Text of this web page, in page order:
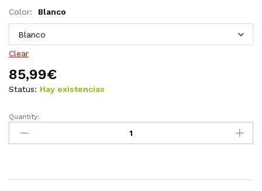
Color: Blanco
Clear
85,99€
Status: Hay existencias
Banco
jardín
Quantity: